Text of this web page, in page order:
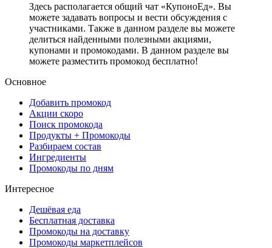
Здесь располагается общий чат «КупоноЕд». Вы
можете задавать вопросы и вести обсуждения с
участниками. Также в данном разделе вы можете
делиться найденными полезными акциями,
купонами и промокодами. В данном разделе вы
можете разместить промокод бесплатно!
Основное
Добавить промокод
Акции скоро
Поиск промокода
Продукты + Промокоды
Разбираем состав
Ингредиенты
Промокоды по дням
Интересное
Дешёвая еда
Бесплатная доставка
Промокоды на доставку
Промокоды маркетплейсов